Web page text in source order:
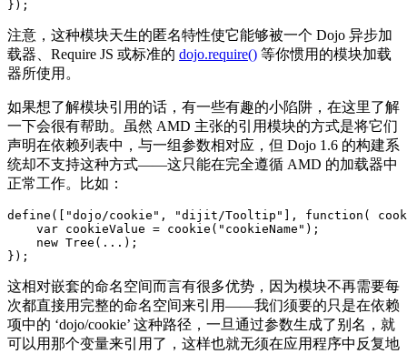
注意，这种模块天生的匿名特性使它能够被一个 Dojo 异步加
载器、Require JS 或标准的 dojo.require() 等你惯用的模块加载
器所使用。
如果想了解模块引用的话，有一些有趣的小陷阱，在这里了解
一下会很有帮助。虽然 AMD 主张的引用模块的方式是将它们
声明在依赖列表中，与一组参数相对应，但 Dojo 1.6 的构建系
统却不支持这种方式——这只能在完全遵循 AMD 的加载器中
正常工作。比如：
define(["dojo/cookie", "dijit/Tooltip"], function(
    var cookieValue = cookie("cookieName");
    new Tree(...);
这相对嵌套的命名空间而言有很多优势，因为模块不再需要每
次都直接用完整的命名空间来引用——我们须要的只是在依赖
项中的 ‘dojo/cookie’ 这种路径，一旦通过参数生成了别名，就
可以用那个变量来引用了，这样也就无须在应用程序中反复地